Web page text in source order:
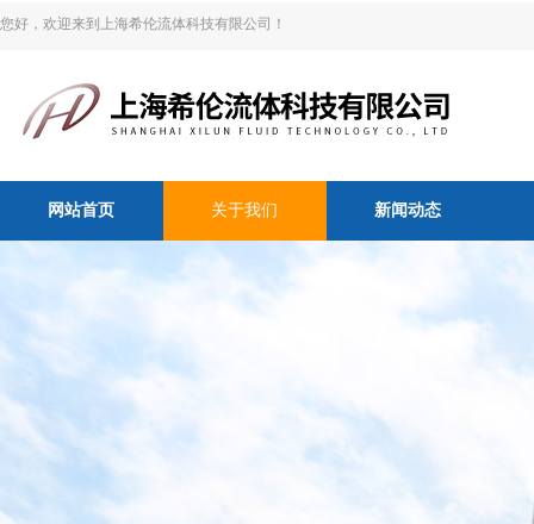
您好，欢迎来到上海希伦流体科技有限公司！
网站首页 关于我们 新闻动态